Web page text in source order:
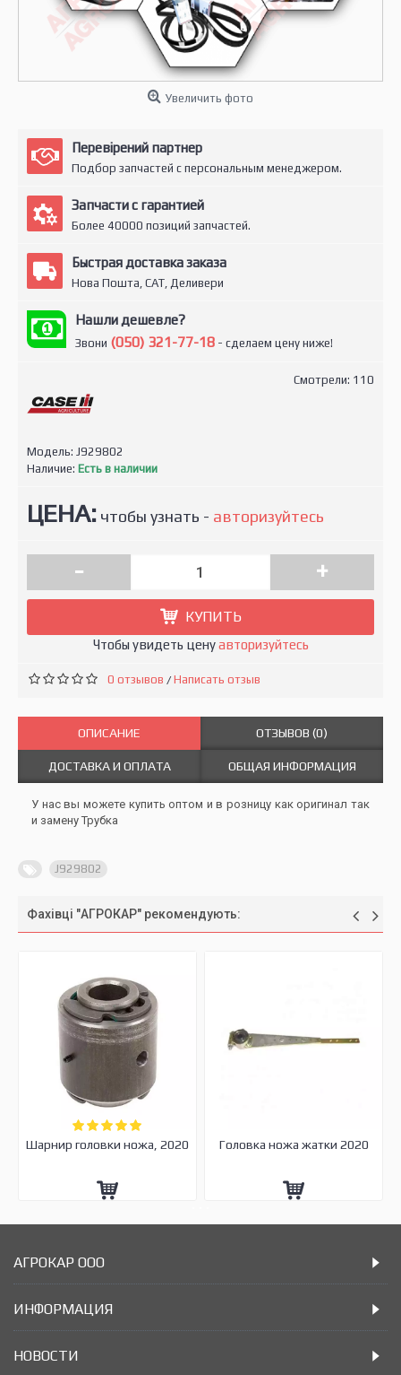
Увеличить фото
Перевірений партнер
Подбор запчастей с персональным менеджером.
Запчасти с гарантией
Более 40000 позиций запчастей.
Быстрая доставка заказа
Нова Пошта, САТ, Деливери
Нашли дешевле?
Звони (050) 321-77-18 - сделаем цену ниже!
Смотрели: 110
Модель: J929802
Наличие: Есть в наличии
ЦЕНА: чтобы узнать - авторизуйтесь
- +
КУПИТЬ
Чтобы увидеть ценуавторизуйтесь
0 отзывов /Написать отзыв
ОПИСАНИЕ ОТЗЫВОВ (0)
ДОСТАВКА И ОПЛАТА ОБЩАЯ ИНФОРМАЦИЯ
У нас вы можете купить оптом и в розницу как оригинал так
и замену Трубка
J929802
Фахівці "АГРОКАР" рекомендують:
Шарнир головки ножа, 2020 Головка ножа жатки 2020
АГРОКАР ООО
ИНФОРМАЦИЯ
НОВОСТИ